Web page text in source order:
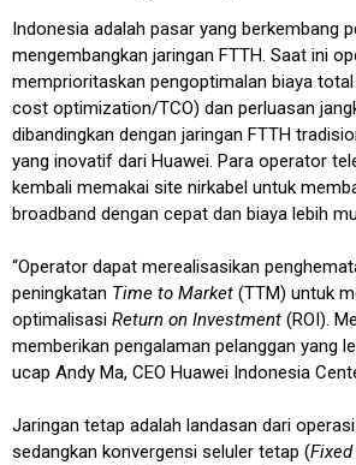
Indonesia adalah pasar yang berkembang
mengembangkan jaringan FTTH. Saat ini
memprioritaskan pengoptimalan biaya
cost optimization/TCO) dan perluasan
dibandingkan dengan jaringan FTTH
yang inovatif dari Huawei. Para operator
kembali memakai site nirkabel untuk
broadband dengan cepat dan biaya lebih
“Operator dapat merealisasikan
peningkatan Time to Market (TTM) untuk
optimalisasi Return on Investment (ROI).
memberikan pengalaman pelanggan yang
ucap Andy Ma, CEO Huawei Indonesia
Jaringan tetap adalah landasan dari operasi
sedangkan konvergensi seluler tetap (